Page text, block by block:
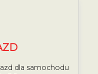
dla samochodu